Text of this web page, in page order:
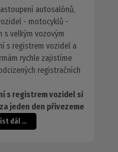
autosalónů,
- motocyklů -
s velkým vozovým
s registrem vozidel a
rychle zajistíme
registračních
s registrem vozidel si
jeden den přivezeme
dál …